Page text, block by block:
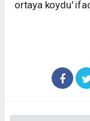
ortaya koydu'